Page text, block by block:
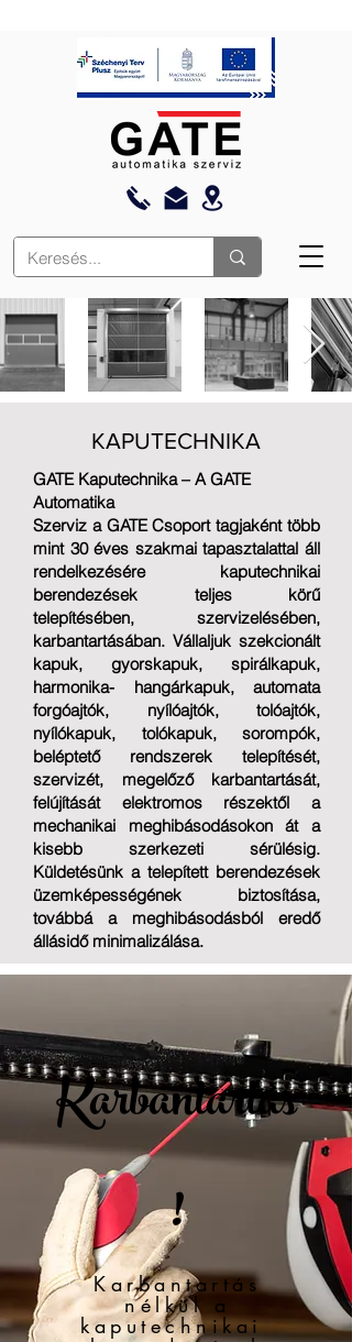
KAPUTECHNIKA
GATE Kaputechnika – A GATE
Automatika
Szerviz a GATE Csoporttagjaként több
mint 30 éves szakmai tapasztalattal áll
rendelkezésére kaputechnikai
berendezések teljes körű
telepítésében, szervizelésében,
karbantartásában. Vállaljuk szekcionált
kapuk, gyorskapuk, spirálkapuk,
harmonika- hangárkapuk, automata
forgóajtók, nyílóajtók, tolóajtók,
nyílókapuk, tolókapuk, sorompók,
beléptető rendszerek telepítését,
szervizét, megelőző karbantartását,
felújítását elektromos részektől a
mechanikai meghibásodásokon át a
kisebb szerkezeti sérülésig.
Küldetésünk a telepített berendezések
üzemképességének biztosítása,
továbbá a meghibásodásból eredő
állásidő minimalizálása.
Karbantartás
!
Karbantartás
nélkül a
kaputechnikai